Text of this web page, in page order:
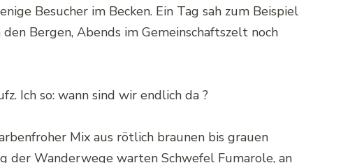
Besucher im Becken. Ein Tag sah zum Beispiel
Bergen, Abends im Gemeinschaftszelt noch
Ich so: wann sind wir endlich da ?
Mix aus rötlich braunen bis grauen
der Wanderwege warten Schwefel Fumarole, an